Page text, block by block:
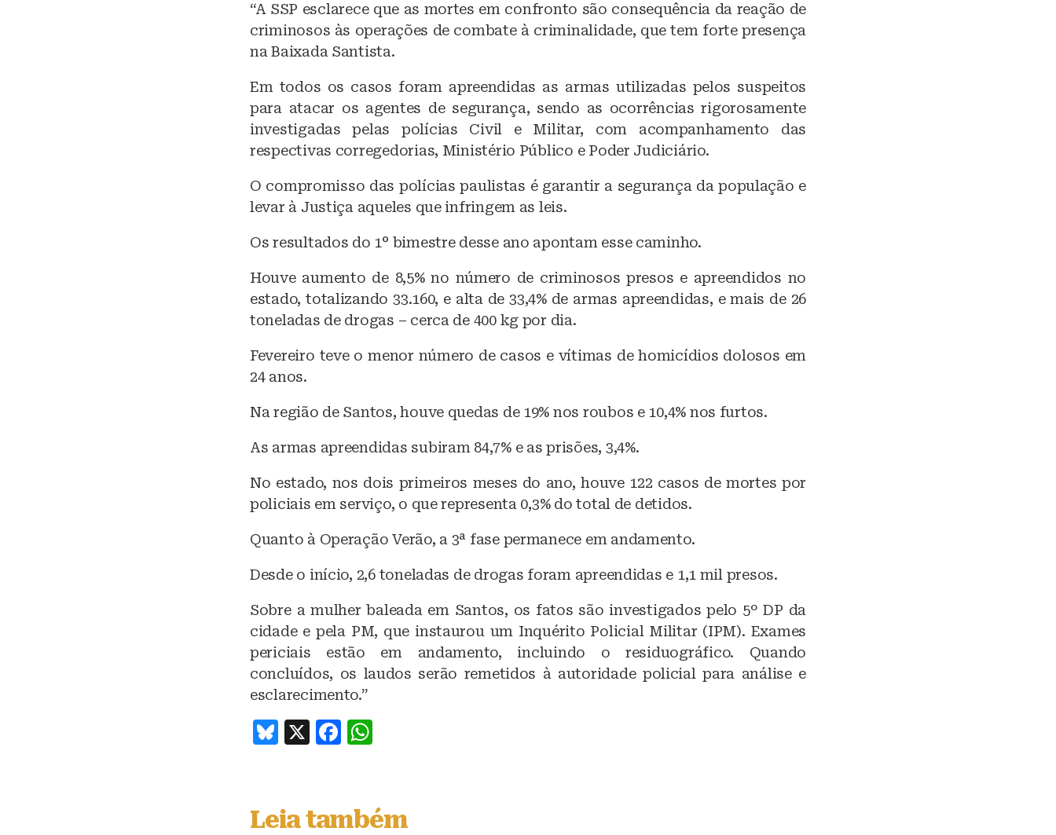
“A SSP esclarece que as mortes em confronto são consequência da reação de
criminosos às operações de combate à criminalidade, que tem forte presença
na Baixada Santista.
Em todos os casos foram apreendidas as armas utilizadas pelos suspeitos
para atacar os agentes de segurança, sendo as ocorrências rigorosamente
investigadas pelas polícias Civil e Militar, com acompanhamento das
respectivas corregedorias, Ministério Público e Poder Judiciário.
O compromisso das polícias paulistas é garantir a segurança da população e
levar à Justiça aqueles que infringem as leis.
Os resultados do 1° bimestre desse ano apontam esse caminho.
Houve aumento de 8,5% no número de criminosos presos e apreendidos no
estado, totalizando 33.160, e alta de 33,4% de armas apreendidas, e mais de 26
toneladas de drogas – cerca de 400 kg por dia.
Fevereiro teve o menor número de casos e vítimas de homicídios dolosos em
24 anos.
Na região de Santos, houve quedas de 19% nos roubos e 10,4% nos furtos.
As armas apreendidas subiram 84,7% e as prisões, 3,4%.
No estado, nos dois primeiros meses do ano, houve 122 casos de mortes por
policiais em serviço, o que representa 0,3% do total de detidos.
Quanto à Operação Verão, a 3ª fase permanece em andamento.
Desde o início, 2,6 toneladas de drogas foram apreendidas e 1,1 mil presos.
Sobre a mulher baleada em Santos, os fatos são investigados pelo 5º DP da
cidade e pela PM, que instaurou um Inquérito Policial Militar (IPM). Exames
periciais estão em andamento, incluindo o residuográfico. Quando
concluídos, os laudos serão remetidos à autoridade policial para análise e
esclarecimento.”
B
s
X
F
e s
Leia também